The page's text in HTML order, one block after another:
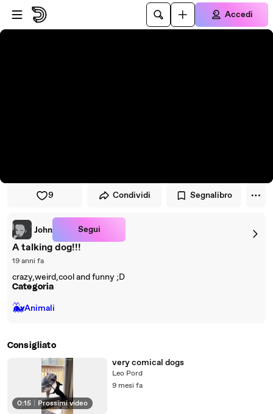
Vai al lettore
Passa al contenuto principale
Accedi
9 Condividi Segnalibro
John Segui
A talking dog!!!
19 anni fa
crazy,weird,cool and funny ;D
Categoria
🐳Animali
Consigliato
0:15 Prossimi video
very comical dogs
Leo Pord
9 mesi fa